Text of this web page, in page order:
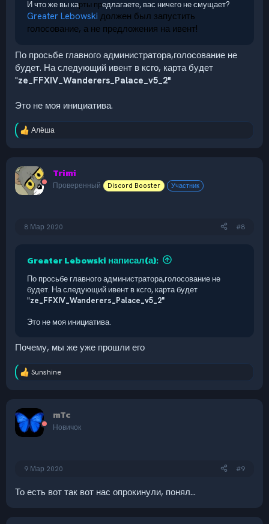
И что же вы карты предлагаете, вас ничего не смущает?
Greater Lebowski должен был запустить
голосование, а не предложения на ивент!
По просьбе главного администратора,голосование не
будет. На следующий ивент в ксго, карта будет
"ze_FFXIV_Wanderers_Palace_v5_2"
Это не моя инициатива.
Р
ц
и
Алёша
Trimi
Проверенный Discord Booster Участник
8 Мар 2020 #8
Greater Lebowski написал(а):
По просьбе главного администратора,голосование не
будет. На следующий ивент в ксго, карта будет
"ze_FFXIV_Wanderers_Palace_v5_2"
Это не моя инициатива.
Почему, мы же уже прошли его
Р
ц
и
и
Sunshine
mTc
Новичок
9 Мар 2020 #9
То есть вот так вот нас опрокинули, понял...